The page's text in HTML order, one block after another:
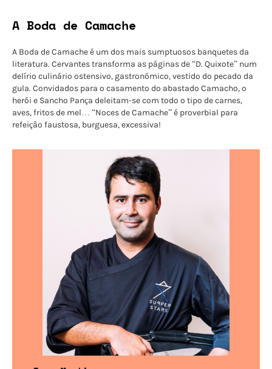
A Boda de Camache
A Boda de Camache é um dos mais sumptuosos banquetes da
literatura. Cervantes transforma as páginas de “D. Quixote” num
delírio culinário ostensivo, gastronómico, vestido do pecado da
gula. Convidados para o casamento do abastado Camacho, o
herói e Sancho Pança deleitam-se com todo o tipo de carnes,
aves, fritos de mel… “Noces de Camache” é proverbial para
refeição faustosa, burguesa, excessiva!